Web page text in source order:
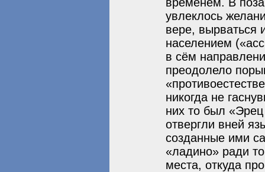
увлеклось
вере, вырваться
населением
в сём
преодолело
никогда не
них то был
отвергли вней
созданные ими
«ладино» ради
места, откуда